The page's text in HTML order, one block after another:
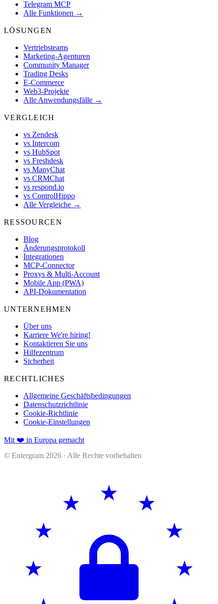
Telegram MCP
Alle Funktionen →
LÖSUNGEN
Vertriebsteams
Marketing-Agenturen
Community Manager
Trading Desks
E-Commerce
Web3-Projekte
Alle Anwendungsfälle →
VERGLEICH
vs Zendesk
vs Intercom
vs HubSpot
vs Freshdesk
vs ManyChat
vs CRMChat
vs respond.io
vs ControlHippo
Alle Vergleiche →
RESSOURCEN
Blog
Änderungsprotokoll
Integrationen
MCP-Connector
Proxys & Multi-Account
Mobile App (PWA)
API-Dokumentation
UNTERNEHMEN
Über uns
Karriere We're hiring!
Kontaktieren Sie uns
Hilfezentrum
Sicherheit
RECHTLICHES
Allgemeine Geschäftsbedingungen
Datenschutzrichtlinie
Cookie-Richtlinie
Cookie-Einstellungen
Mit ❤️ in Europa gemacht
© Entergram 2026 · Alle Rechte vorbehalten